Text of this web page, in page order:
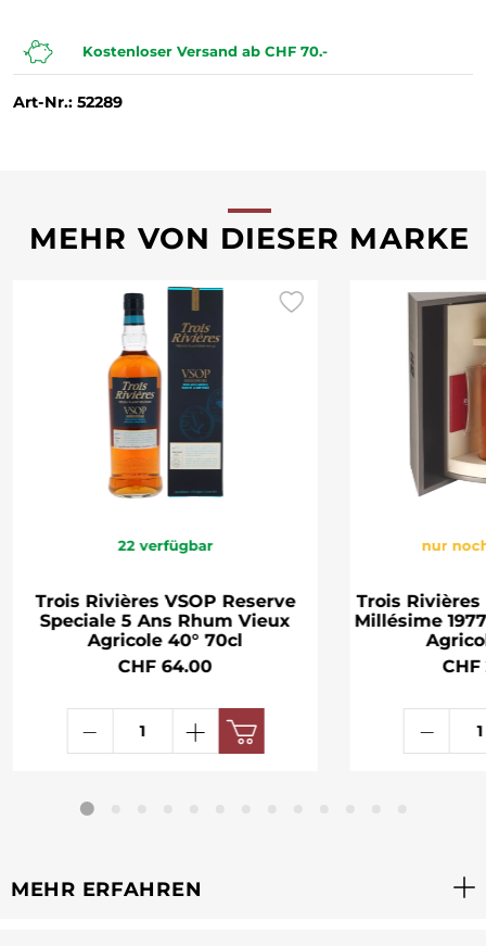
Kostenloser Versand ab CHF 70.-
Art-Nr.: 52289
MEHR VON DIESER MARKE
22 verfügbar
Trois Rivières VSOP Reserve
Speciale 5 Ans Rhum Vieux
Agricole 40° 70cl
CHF 64.00
nur
Trois
Millésime
CHF
MEHR ERFAHREN